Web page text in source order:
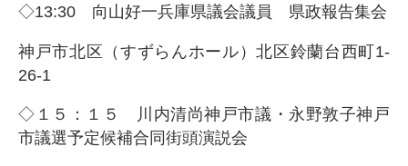
◇13:30 向山好一兵庫県議会議員 県政報告集会
神戸市北区（すずらんホール）北区鈴蘭台西町1-
26-1
◇１５：１５ 川内清尚神戸市議・永野敦子神戸
市議選予定候補合同街頭演説会